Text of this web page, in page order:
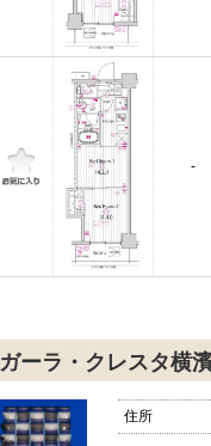
-
ガーラ・クレスタ横
住所